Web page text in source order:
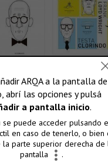
respondió hace 7 años, 7 meses
Cargar más